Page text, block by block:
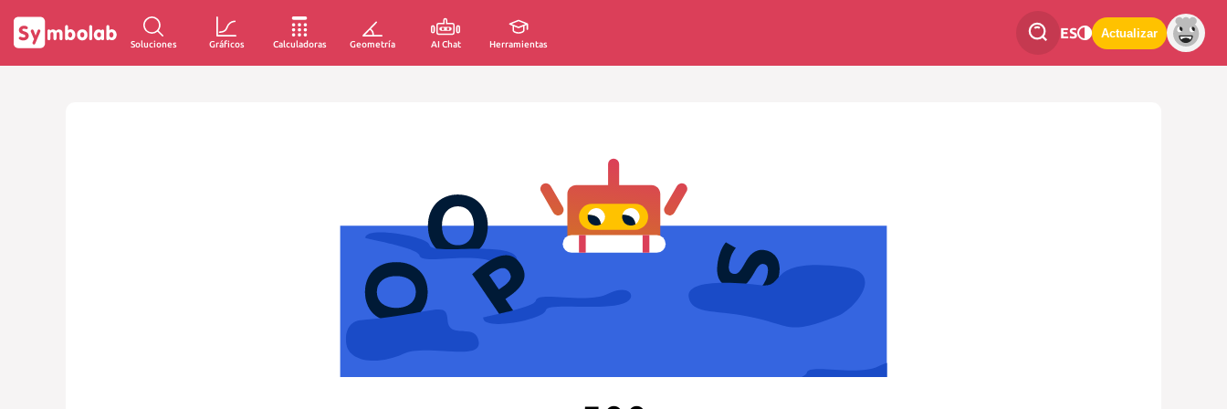
Soluciones Gráficos Calculadoras Geometría AI Chat Herramientas
ES Actualizar